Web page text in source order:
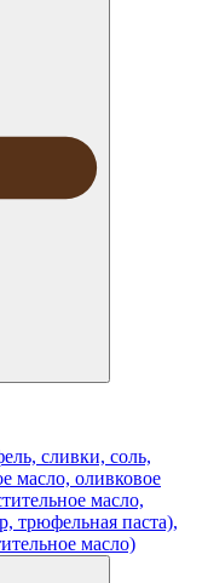
сливки, соль,
масло, оливковое
масло,
трюфельная паста),
масло)